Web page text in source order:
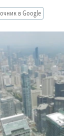
РАССЫЛКУ
в Google